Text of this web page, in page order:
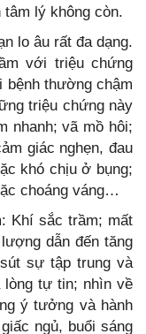
tâm lý không còn.
lo âu rất đa dạng.
với triệu chứng
thường chậm
triệu chứng này
nhanh; vã mồ hôi;
giác nghẹn, đau
khó chịu ở bụng;
choáng váng…
Khí sắc trầm; mất
dẫn đến tăng
sự tập trung và
tự tin; nhìn về
ý tưởng và hành
ngủ, buổi sáng